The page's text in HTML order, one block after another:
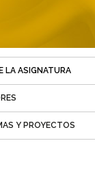
LA ASIGNATURA
activa)
Y PROYECTOS